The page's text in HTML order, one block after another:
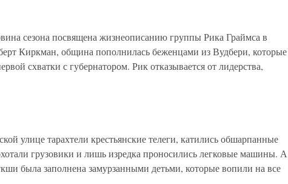
сезона посвящена жизнеописанию группы Рика Граймса в
Киркман, община пополнилась беженцами из Вудбери, которые
схватки с губернатором. Рик отказывается от лидерства,
тарахтели крестьянские телеги, катились обшарпанные
грузовики и лишь изредка проносились легковые машины. А
была заполнена замурзанными детьми, которые вопили на все